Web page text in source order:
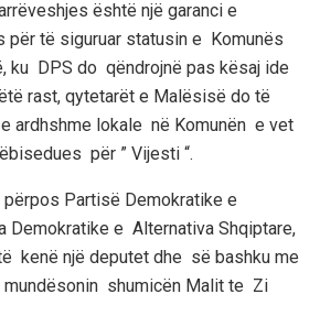
është një garanci e
për të siguruar statusin e Komunës
ku DPS do qëndrojnë pas kësaj ide
rast, qytetarët e Malësisë do të
ardhshme lokale në Komunën e vet
për ” Vijesti “.
Partisë Demokratike e
Demokratike e Alternativa Shqiptare,
kenë një deputet dhe së bashku me
shumicën Malit te Zi